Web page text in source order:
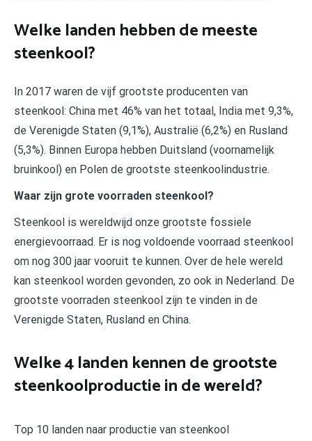
Welke landen hebben de meeste
steenkool?
In 2017 waren de vijf grootste producenten van
steenkool: China met 46% van het totaal, India met 9,3%,
de Verenigde Staten (9,1%), Australië (6,2%) en Rusland
(5,3%). Binnen Europa hebben Duitsland (voornamelijk
bruinkool) en Polen de grootste steenkoolindustrie.
Waar zijn grote voorraden steenkool?
Steenkool is wereldwijd onze grootste fossiele
energievoorraad. Er is nog voldoende voorraad steenkool
om nog 300 jaar vooruit te kunnen. Over de hele wereld
kan steenkool worden gevonden, zo ook in Nederland. De
grootste voorraden steenkool zijn te vinden in de
Verenigde Staten, Rusland en China.
Welke 4 landen kennen de grootste
steenkoolproductie in de wereld?
Top 10 landen naar productie van steenkool